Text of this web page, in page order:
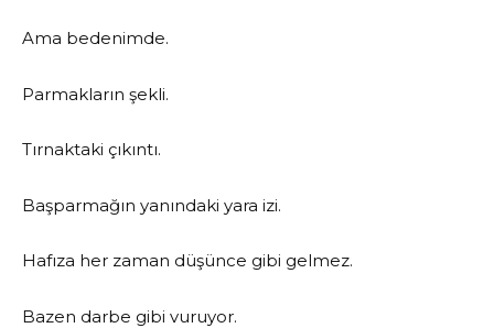
Ama bedenimde.
Parmakların şekli.
Tırnaktaki çıkıntı.
Başparmağın yanındaki yara izi.
Hafıza her zaman düşünce gibi gelmez.
Bazen darbe gibi vuruyor.